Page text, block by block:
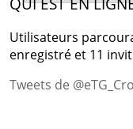
Utilisateurs
enregistré et 11
Tweets de